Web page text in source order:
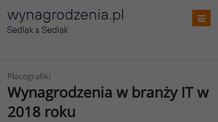
Płacografiki
Wynagrodzenia w branży IT w
2018 roku